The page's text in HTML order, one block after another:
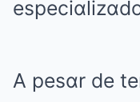
A pesαr de